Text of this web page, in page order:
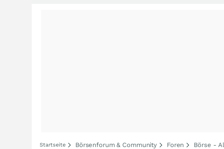
Startseite Börsenforum & Community Foren Börse -